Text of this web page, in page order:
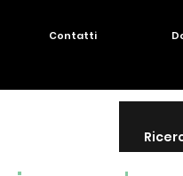
Contatti